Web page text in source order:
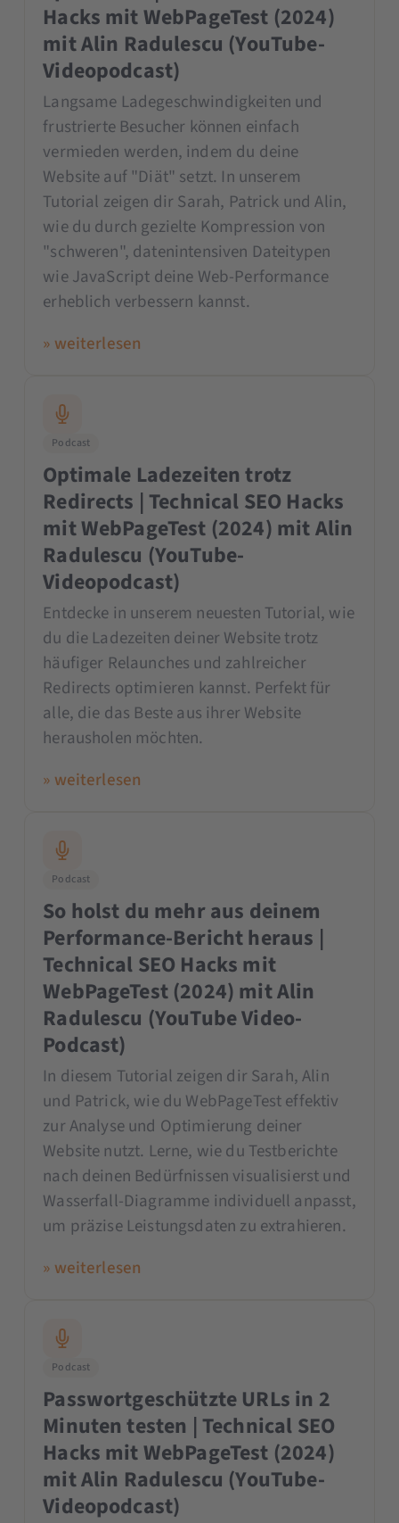
Hacks mit WebPageTest (2024)
mit Alin Radulescu (YouTube-
Videopodcast)
Langsame Ladegeschwindigkeiten und
frustrierte Besucher können einfach
vermieden werden, indem du deine
Website auf "Diät" setzt. In unserem
Tutorial zeigen dir Sarah, Patrick und Alin,
wie du durch gezielte Kompression von
"schweren", datenintensiven Dateitypen
wie JavaScript deine Web-Performance
erheblich verbessern kannst.
» weiterlesen
Podcast
Optimale Ladezeiten trotz
Redirects | Technical SEO Hacks
mit WebPageTest (2024) mit Alin
Radulescu (YouTube-
Videopodcast)
Entdecke in unserem neuesten Tutorial, wie
du die Ladezeiten deiner Website trotz
häufiger Relaunches und zahlreicher
Redirects optimieren kannst. Perfekt für
alle, die das Beste aus ihrer Website
herausholen möchten.
» weiterlesen
Podcast
So holst du mehr aus deinem
Performance-Bericht heraus |
Technical SEO Hacks mit
WebPageTest (2024) mit Alin
Radulescu (YouTube Video-
Podcast)
In diesem Tutorial zeigen dir Sarah, Alin
und Patrick, wie du WebPageTest effektiv
zur Analyse und Optimierung deiner
Website nutzt. Lerne, wie du Testberichte
nach deinen Bedürfnissen visualisierst und
Wasserfall-Diagramme individuell anpasst,
um präzise Leistungsdaten zu extrahieren.
» weiterlesen
Podcast
Passwortgeschützte URLs in 2
Minuten testen | Technical SEO
Hacks mit WebPageTest (2024)
mit Alin Radulescu (YouTube-
Videopodcast)